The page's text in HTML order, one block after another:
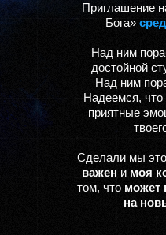
Приглашение
Бога»
Над ним
достойной
Над ним
Надеемся, что
приятные
Сделали мы
важен имоя
том, что может
на